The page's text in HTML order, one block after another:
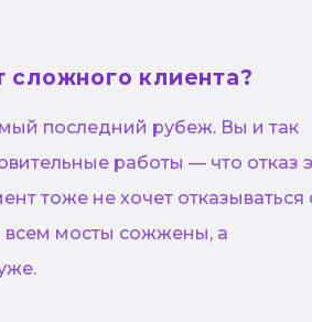
сложного клиента?
последний рубеж. Вы и так
работы — что отказ
тоже не хочет отказываться
всем мосты сожжены, а